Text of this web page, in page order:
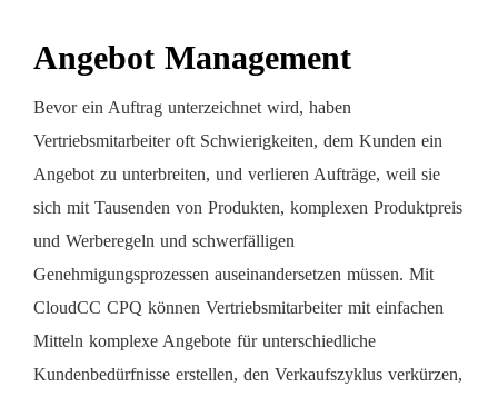
Angebot Management
Bevor ein Auftrag unterzeichnet wird, haben
Vertriebsmitarbeiter oft Schwierigkeiten, dem Kunden ein
Angebot zu unterbreiten, und verlieren Aufträge, weil sie
sich mit Tausenden von Produkten, komplexen Produktpreis
und Werberegeln und schwerfälligen
Genehmigungsprozessen auseinandersetzen müssen. Mit
CloudCC CPQ können Vertriebsmitarbeiter mit einfachen
Mitteln komplexe Angebote für unterschiedliche
Kundenbedürfnisse erstellen, den Verkaufszyklus verkürzen,